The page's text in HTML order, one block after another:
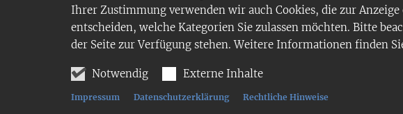
Ihrer Zustimmung verwenden wir auch Cookies, die zur
entscheiden, welche Kategorien Sie zulassen möchten. Bitte
der Seite zur Verfügung stehen. Weitere Informationen finden
Notwendig Externe Inhalte
Impressum Datenschutzerklärung Rechtliche Hinweise